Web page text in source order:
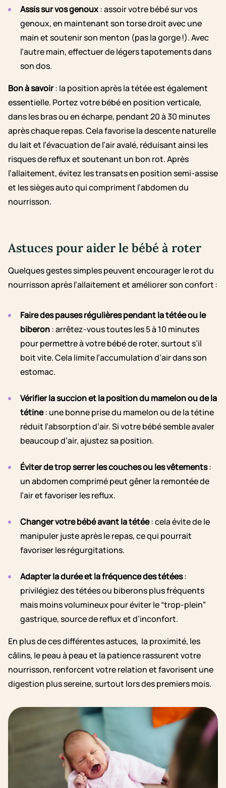
Assis sur vos genoux: assoir votre bébé sur vos
genoux, en maintenant son torse droit avec une
main et soutenir son menton (pas la gorge !). Avec
l’autre main, effectuer de légers tapotements dans
son dos.
Bon à savoir: la position après la tétée est également
essentielle. Portez votre bébé en position verticale,
dans les bras ou en écharpe, pendant 20 à 30 minutes
après chaque repas. Cela favorise la descente naturelle
du lait et l’évacuation de l’air avalé, réduisant ainsi les
risques de reflux et soutenant un bon rot. Après
l’allaitement, évitez les transats en position semi-assise
et les sièges auto qui compriment l’abdomen du
nourrisson.
Astuces pour aider le bébé à roter
Quelques gestes simples peuvent encourager le rot du
nourrisson après l’allaitement et améliorer son confort :
Faire des pauses régulières pendant la tétée ou le
biberon: arrêtez-vous toutes les 5 à 10 minutes
pour permettre à votre bébé de roter, surtout s’il
boit vite. Cela limite l’accumulation d’air dans son
estomac.
Vérifier la succion et la position du mamelon ou de la
tétine: une bonne prise du mamelon ou de la tétine
réduit l’absorption d’air. Si votre bébé semble avaler
beaucoup d’air, ajustez sa position.
Éviter de trop serrer les couches ou les vêtements:
un abdomen comprimé peut gêner la remontée de
l’air et favoriser les reflux.
Changer votre bébé avant la tétée: cela évite de le
manipuler juste après le repas, ce qui pourrait
favoriser les régurgitations.
Adapter la durée et la fréquence des tétées:
privilégiez des tétées ou biberons plus fréquents
mais moins volumineux pour éviter le “trop-plein”
gastrique, source de reflux et d’inconfort.
En plus de ces différentes astuces, la proximité, les
câlins, le peau à peau et la patience rassurent votre
nourrisson, renforcent votre relation et favorisent une
digestion plus sereine, surtout lors des premiers mois.